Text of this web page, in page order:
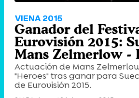
VIENA 2015
Ganador del
Eurovisión 2015:
Mans Zelmerlow -
Actuación de Mans
"Heroes" tras ganar para
de Eurovisión 2015.